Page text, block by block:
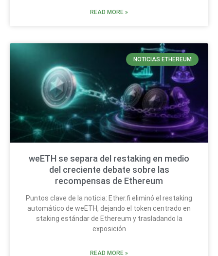
READ MORE »
NOTICIAS ETHEREUM
weETH se separa del restaking en medio
del creciente debate sobre las
recompensas de Ethereum
Puntos clave de la noticia: Ether.fi eliminó el restaking
automático de weETH, dejando el token centrado en
staking estándar de Ethereum y trasladando la
exposición
READ MORE »